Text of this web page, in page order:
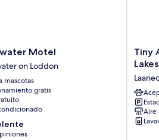
Motel
on Loddon
mascotas
gratis
Tiny
Away
–
Tiny
Aire